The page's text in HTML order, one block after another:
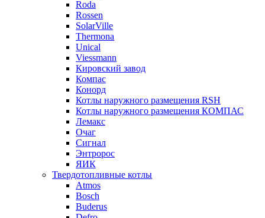
Roda
Rossen
SolarVille
Thermona
Unical
Viessmann
Кировский завод
Компас
Конорд
Котлы наружного размещения RSH
Котлы наружного размещения КОМПАС
Лемакс
Очаг
Сигнал
Энтророс
ЯИК
Твердотопливные котлы
Atmos
Bosch
Buderus